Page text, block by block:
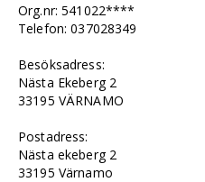
Org.nr: 541022****
Telefon: 037028349
Besöksadress:
Nästa Ekeberg 2
33195 VÄRNAMO
Postadress:
Nästa ekeberg 2
33195 Värnamo